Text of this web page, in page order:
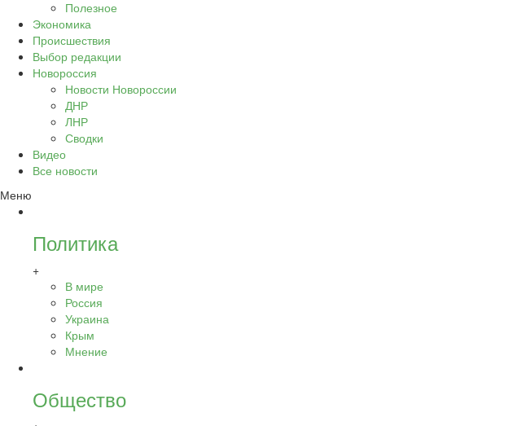
Полезное
Экономика
Происшествия
Выбор редакции
Новороссия
Новости Новороссии
ДНР
ЛНР
Сводки
Видео
Все новости
Меню
Политика
+
В мире
Россия
Украина
Крым
Мнение
Общество